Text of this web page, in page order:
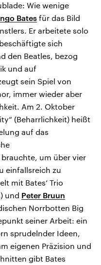
Wie wenige
Bates für das Bild
Er arbeitete solo
sich
den Beatles, bezog
und auf
sein Spiel von
immer wieder aber
Am 2. Oktober
(Beharrlichkeit) heißt
auf das
um über vier
einfallsreich zu
mit Bates‘ Trio
und Peter Bruun
Norrbotten Big
seiner Arbeit: ein
sprudelnder Ideen,
eigenen Präzision und
gibt Bates